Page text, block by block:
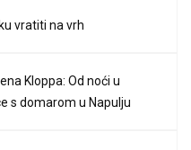
vratiti na vrh
Kloppa: Od noći u
s domarom u Napulju